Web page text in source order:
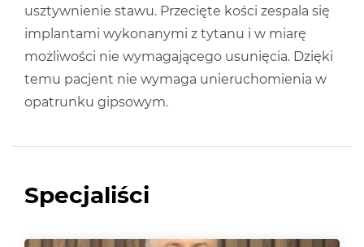
usztywnienie stawu. Przecięte kości zespala się
implantami wykonanymi z tytanu i w miarę
możliwości nie wymagającego usunięcia. Dzięki
temu pacjent nie wymaga unieruchomienia w
opatrunku gipsowym.
Specjaliści